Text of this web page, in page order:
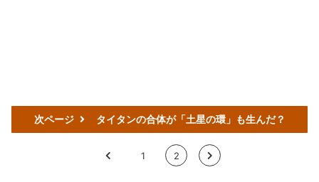
次ページ タイタンの合体が「土星の環」も生んだ？
< 1 2 >